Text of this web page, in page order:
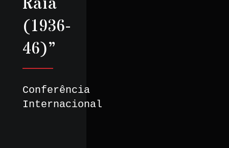
(1936-
46)”
Conferência
Internacional